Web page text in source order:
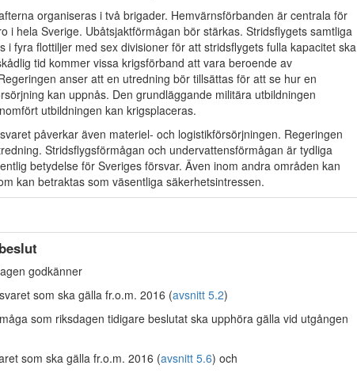
organiseras i två brigader. Hemvärnsförbanden är centrala för
i hela Sverige. Ubåtsjaktförmågan bör stärkas. Stridsflygets samtliga
i fyra flottiljer med sex divisioner för att stridsflygets fulla kapacitet ska
tid kommer vissa krigsförband att vara beroende av
anser att en utredning bör tillsättas för att se hur en
kan uppnås. Den grundläggande militära utbildningen
utbildningen kan krigsplaceras.
påverkar även materiel- och logistikförsörjningen. Regeringen
Stridsflygsförmågan och undervattensförmågan är tydliga
betydelse för Sveriges försvar. Även inom andra områden kan
kan betraktas som väsentliga säkerhetsintressen.
godkänner
som ska gälla fr.o.m. 2016 (avsnitt 5.2)
som riksdagen tidigare beslutat ska upphöra gälla vid utgången
som ska gälla fr.o.m. 2016 (avsnitt 5.6) och